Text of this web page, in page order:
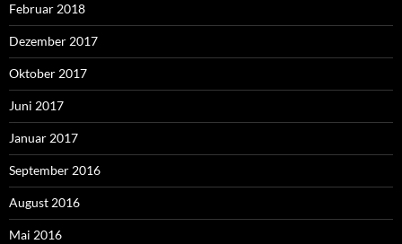
Februar 2018
Dezember 2017
Oktober 2017
Juni 2017
Januar 2017
September 2016
August 2016
Mai 2016